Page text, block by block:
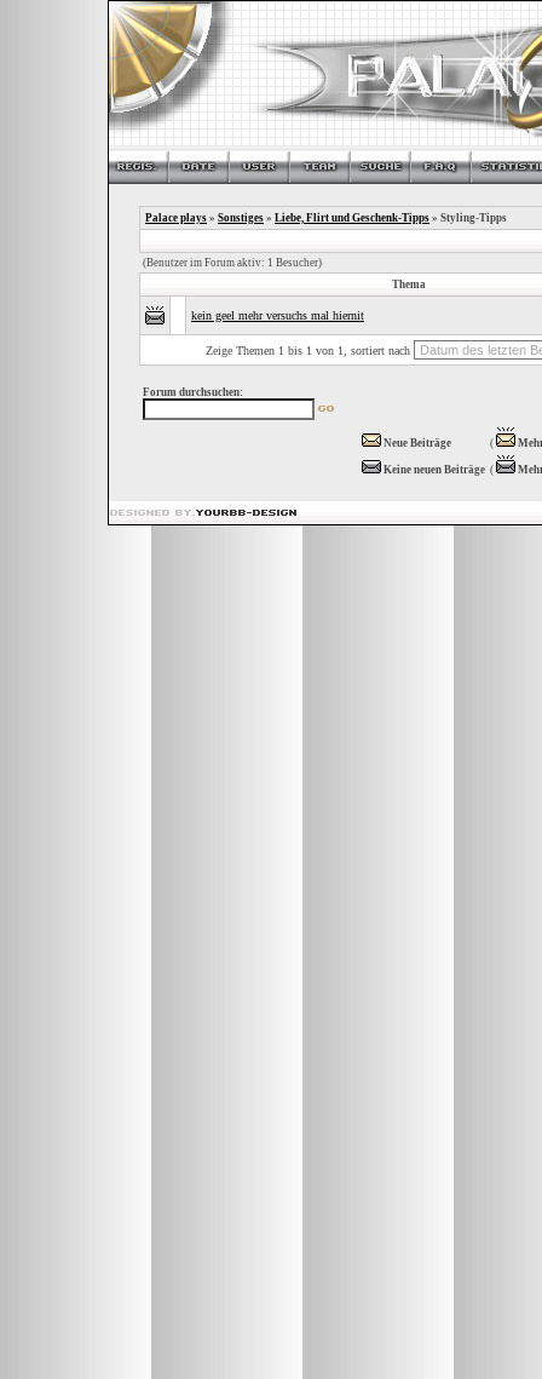
Palace plays » Sonstiges » Liebe, Flirt und Geschenk-Tipps » Styling-Tipps
(Benutzer im Forum aktiv: 1 Besucher)
Thema
kein geel mehr versuchs mal hiernit
Zeige Themen 1 bis 1 von 1, sortiert nach
Forum durchsuchen:
Neue Beiträge (
Keine neuen Beiträge (